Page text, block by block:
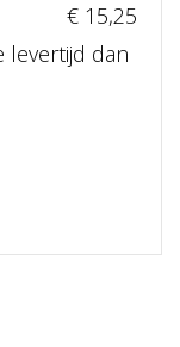
€ 15,25
levertijd dan